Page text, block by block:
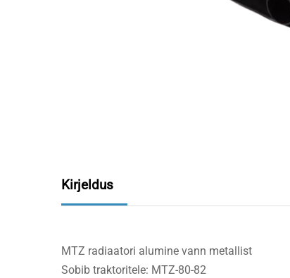
Kirjeldus
MTZ radiaatori alumine vann metallist
Sobib traktoritele: MTZ-80-82